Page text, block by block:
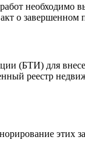
необходимо
о завершенном
(БТИ) для
реестр
этих